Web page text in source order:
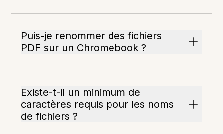
Puis-je renommer des fichiers
PDF sur un Chromebook ?
Existe-t-il un minimum de
caractères requis pour les noms
de fichiers ?